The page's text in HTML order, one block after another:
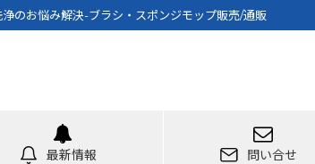
のお悩み解決-ブラシ・スポンジモップ販売/通販
最新情報 問い合せ